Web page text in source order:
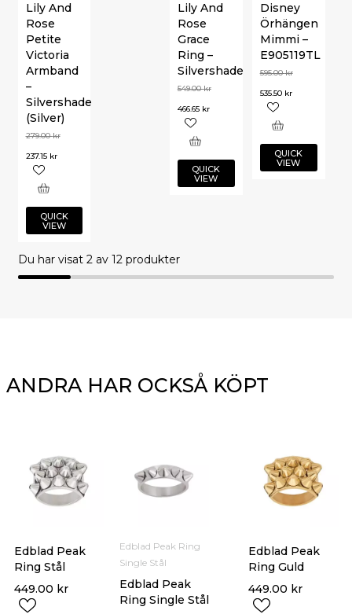
Disney
Örhängen
Mimmi –
E905119TL
595.00kr
535.50 kr
QUICK
VIEW
Lily And
Rose
Petite
Victoria
Armband
–
Silvershade
(Silver)
279.00kr
237.15 kr
QUICK
VIEW
Lily And
Rose
Grace
Ring –
Silvershade
549.00kr
466.65 kr
QUICK
VIEW
Du har visat 2av 12 produkter
ANDRA HAR OCKSÅ KÖPT
Edblad Peak
Ring Stål
449.00 kr
Edblad Peak
Ring Guld
449.00 kr
Edblad Peak Ring
Single Stål
Edblad Peak
Ring Single Stål